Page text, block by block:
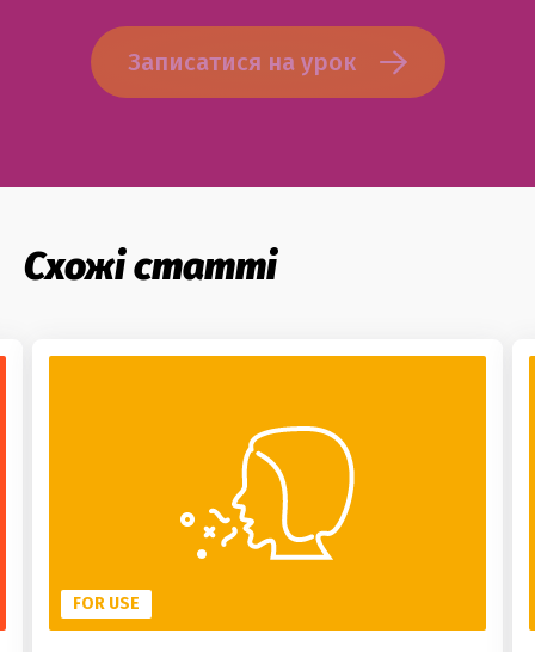
Записатися на урок
Схожі статті
FOR USE